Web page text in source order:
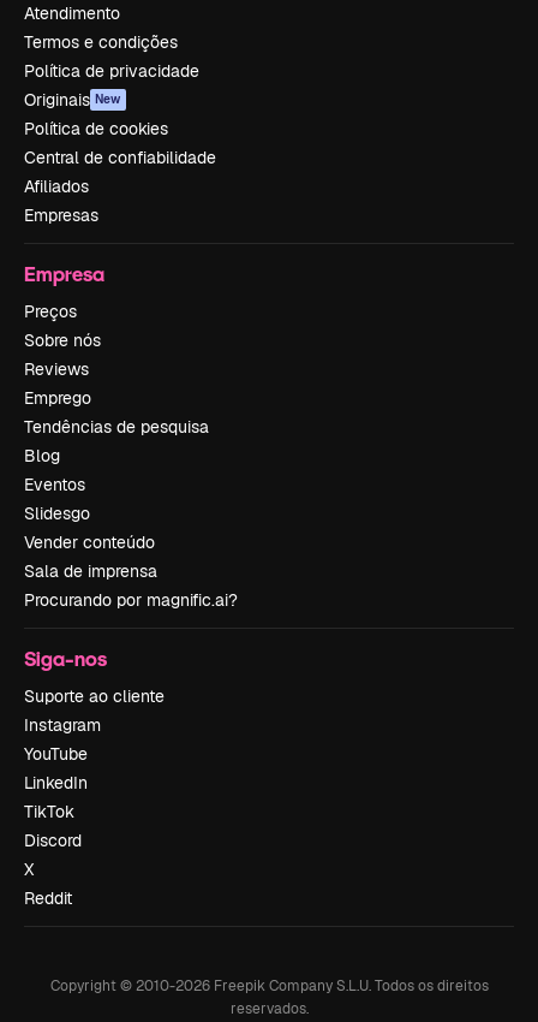
Atendimento
Termos e condições
Política de privacidade
Originais New
Política de cookies
Central de confiabilidade
Afiliados
Empresas
Empresa
Preços
Sobre nós
Reviews
Emprego
Tendências de pesquisa
Blog
Eventos
Slidesgo
Vender conteúdo
Sala de imprensa
Procurando por magnific.ai?
Siga-nos
Suporte ao cliente
Instagram
YouTube
LinkedIn
TikTok
Discord
X
Reddit
Copyright © 2010-2026Freepik Company S.L.U. Todos os direitos
reservados.